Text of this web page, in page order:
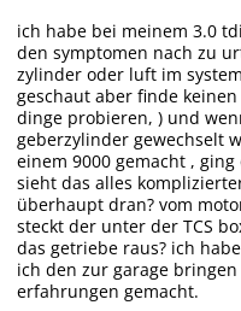
ich habe bei meinem 3.0
den symptomen nach zu
zylinder oder luft im
geschaut aber finde
dinge probieren, ) und
geberzylinder gewechselt
einem 9000 gemacht ,
sieht das alles
überhaupt dran? vom
steckt der unter der TCS
das getriebe raus? ich
ich den zur garage
erfahrungen gemacht.